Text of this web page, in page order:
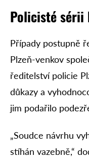
Policisté sérii
Případy postupně
Plzeň-venkov
ředitelství policie
důkazy a
jim podařilo
„Soudce návrhu
stíhán vazebně,“